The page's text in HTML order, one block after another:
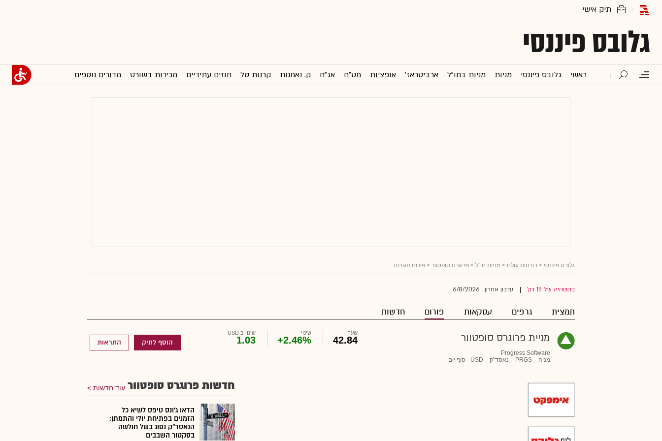
גלובס פיננסי
ראשי גלובס פיננסי מניות מניות בחו"ל ארביטראז' אופציות מט"ח אג"ח ק. נאמנות קרנות סל חוזים עתידיים מכירות בשורט מדורים נוספים
גלובס פיננסי > בורסות עולם > מניות חו"ל > פרוגרס סופטוור > פורום תגובות
בהשהיה של 15 דק' עדכון אחרון 6/8/2026
תמצית גרפים עסקאות פורום חדשות
מניית פרוגרס סופטוור
Progress Software
מניה
PRGS נאסד"ק USD סוף יום
שער
42.84
שינוי
+2.46%
שינוי ב USD
1.03 הוסף לתיק התראות
חדשות פרוגרס סופטוור עוד חדשות
הדאו ג'ונס טיפס לשיא כל
הזמנים בפתיחת יולי והתמתן;
הנאסד"ק נסוג בשל חולשה
בסקטור השבבים